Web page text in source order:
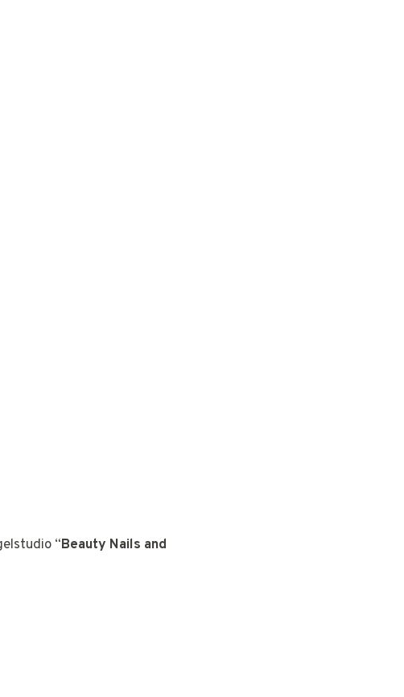
“Beauty Nails and